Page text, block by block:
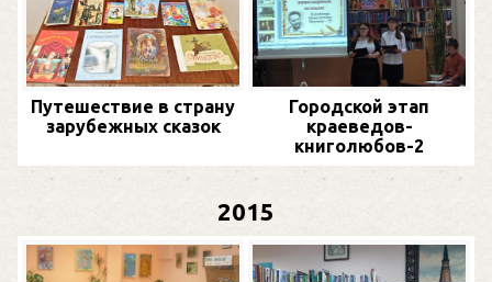
Путешествие в страну
зарубежных сказок
Городской этап
краеведов-
книголюбов-2
2015